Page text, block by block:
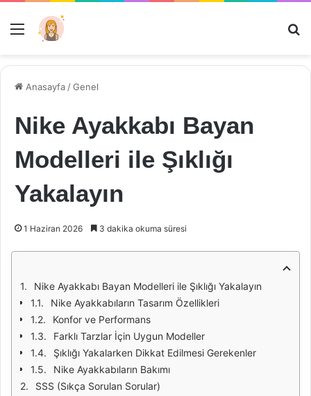
Menü
Anasayfa /Genel
Nike Ayakkabı Bayan
Modelleri ile Şıklığı
Yakalayın
1 Haziran 2026 3 dakika okuma süresi
Nike Ayakkabı Bayan Modelleri ile Şıklığı Yakalayın
Nike Ayakkabıların Tasarım Özellikleri
Konfor ve Performans
Farklı Tarzlar İçin Uygun Modeller
Şıklığı Yakalarken Dikkat Edilmesi Gerekenler
Nike Ayakkabıların Bakımı
SSS (Sıkça Sorulan Sorular)